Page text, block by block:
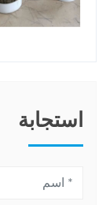
استجابة